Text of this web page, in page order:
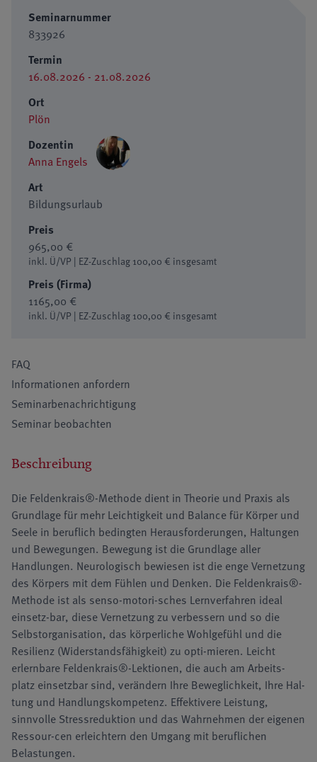
Seminarnummer
833926
Termin
16.08.2026 - 21.08.2026
Ort
Plön
Dozentin
Anna Engels
Art
Bildungsurlaub
Preis
965,00 €
inkl. Ü/VP | EZ-Zuschlag 100,00 € insgesamt
Preis (Firma)
1165,00 €
inkl. Ü/VP | EZ-Zuschlag 100,00 € insgesamt
FAQ
Informationen anfordern
Seminarbenachrichtigung
Seminar beobachten
Beschreibung
Die Feldenkrais®-Methode dient in Theorie und Praxis als
Grundlage für mehr Leichtigkeit und Balance für Körper und
Seele in beruflich bedingten Herausforderungen, Haltungen
und Bewegungen. Bewegung ist die Grundlage aller
Handlungen. Neurologisch bewiesen ist die enge Vernetzung
des Körpers mit dem Fühlen und Denken. Die Feldenkrais®-
Methode ist als senso-motori-sches Lernverfahren ideal
einsetz-bar, diese Vernetzung zu verbessern und so die
Selbstorganisation, das körperliche Wohlgefühl und die
Resilienz (Widerstandsfähigkeit) zu opti-mieren. Leicht
erlernbare Feldenkrais®-Lektionen, die auch am Arbeits-
platz einsetzbar sind, verändern Ihre Beweglichkeit, Ihre Hal-
tung und Handlungskompetenz. Effektivere Leistung,
sinnvolle Stressreduktion und das Wahrnehmen der eigenen
Ressour-cen erleichtern den Umgang mit beruflichen
Belastungen.